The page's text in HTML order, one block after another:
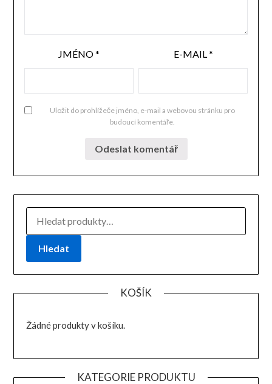
JMÉNO* E-MAIL*
Uložit do prohlížeče jméno, e-mail a webovou stránku pro
budoucí komentáře.
Hledat
KOŠÍK
Žádné produkty v košíku.
KATEGORIE PRODUKTU